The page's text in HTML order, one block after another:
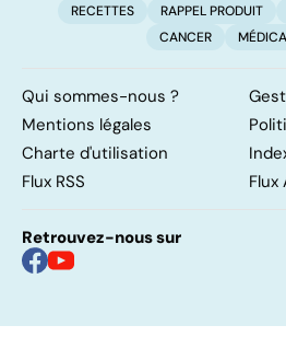
RECETTES RAPPEL PRODUIT
CANCER
Qui sommes-nous ?
Mentions légales
Charte d'utilisation
Flux RSS
Flux
Retrouvez-nous sur